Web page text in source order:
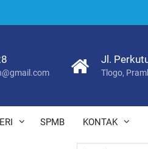
Jl.
Tlogo,
SPMB KONTAK
Search